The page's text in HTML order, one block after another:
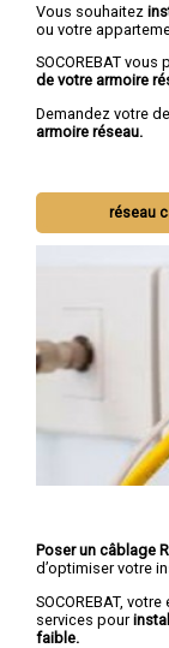
Vous souhaitez
ou votre
SOCOREBAT vous
de votre armoire
Demandez votre
armoire réseau.
réseau
Poser un câblage
d’optimiser votre
SOCOREBAT,
services pour
faible.